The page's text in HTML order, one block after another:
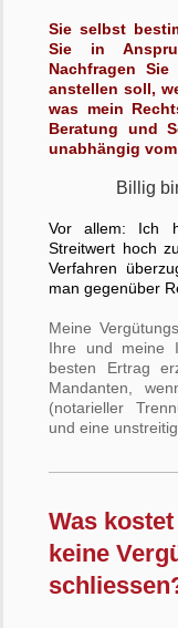
Sie selbst
Sie in
Nachfragen
anstellen soll,
was mein
Beratung und
unabhängig
Billig
Vor allem: Ich
Streitwert hoch
Verfahren
man gegenüber
Meine
Ihre und meine
besten Ertrag
Mandanten,
(notarieller
und eine
Was
keine